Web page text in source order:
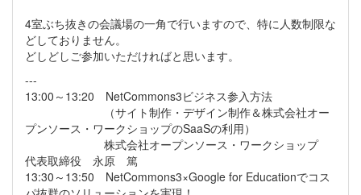
4室ぶち抜きの会議場の一角で行いますので、特に人数制限な
どしておりません。
どしどしご参加いただければと思います。
---
13:00～13:20 NetCommons3ビジネス参入方法
（サイト制作・デザイン制作＆株式会社オー
プンソース・ワークショップのSaaSの利用）
株式会社オープンソース・ワークショップ
代表取締役 永原 篤
13:30～13:50 NetCommons3×Google for Educationでコス